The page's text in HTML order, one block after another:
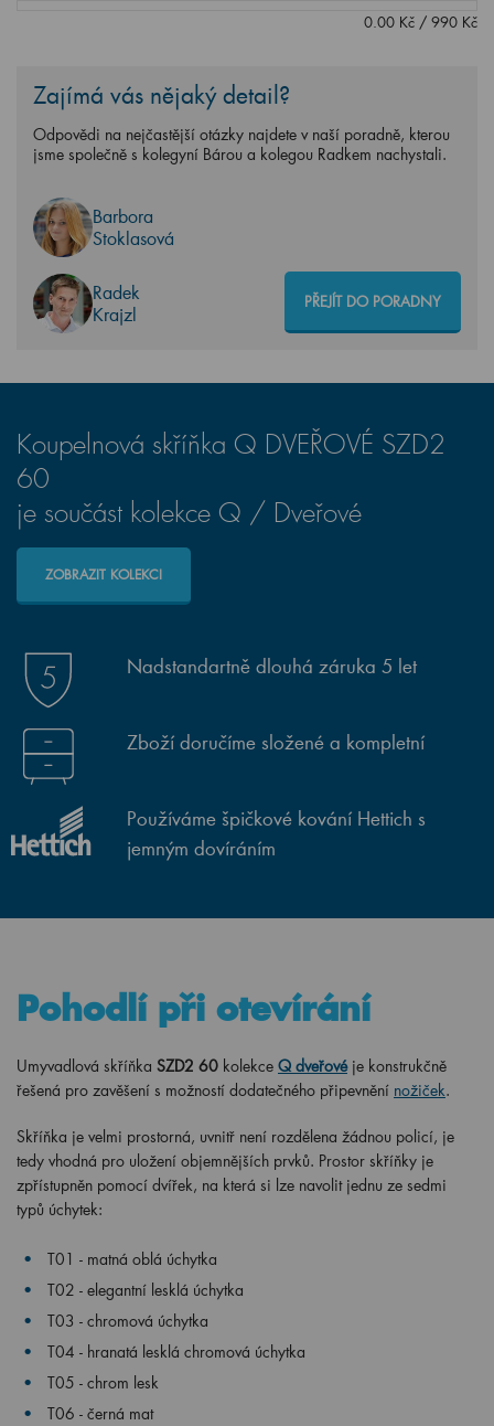
0.00 Kč / 990 Kč
Zajímá vás nějaký detail?
Odpovědi na nejčastější otázky najdete v naší poradně, kterou
jsme společně s kolegyní Bárou a kolegou Radkem nachystali.
Barbora
Stoklasová
Radek
Krajzl
PŘEJÍT DO PORADNY
Koupelnová skříňka Q DVEŘOVÉ SZD2
60
je součást kolekce Q / Dveřové
ZOBRAZIT KOLEKCI
Nadstandartně dlouhá záruka 5 let
Zboží doručíme složené a kompletní
Používáme špičkové kování Hettich s
jemným dovíráním
Pohodlí při otevírání
Umyvadlová skříňka SZD2 60 kolekce Q dveřovéje konstrukčně
řešená pro zavěšení s možností dodatečného připevnění nožiček.
Skříňka je velmi prostorná, uvnitř není rozdělena žádnou policí, je
tedy vhodná pro uložení objemnějších prvků. Prostor skříňky je
zpřístupněn pomocí dvířek, na která si lze navolit jednu ze sedmi
typů úchytek:
T01 - matná oblá úchytka
T02 - elegantní lesklá úchytka
T03 - chromová úchytka
T04 - hranatá lesklá chromová úchytka
T05 - chrom lesk
T06 - černá mat